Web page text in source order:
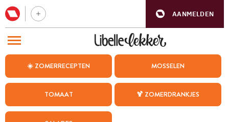
AANMELDEN
☀️ ZOMERRECEPTEN MOSSELEN
TOMAAT 🍹 ZOMERDRANKJES
BEZOEK ONZE ANDERE WEBSITES
WEEKMENU